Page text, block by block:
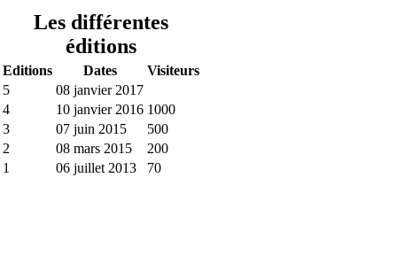
Les différentes
éditions
Editions Dates
Visiteurs
5
08 janvier 2017
4
10 janvier 2016 1000
3
07 juin 2015
500
2
08 mars 2015
200
1
06 juillet 2013 70